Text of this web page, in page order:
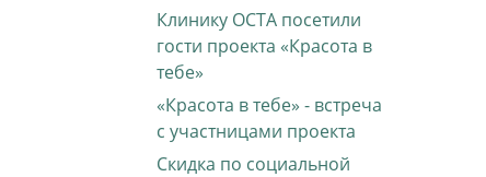
Клинику ОСТА посетили
гости проекта «Красота в
тебе»
«Красота в тебе» - встреча
с участницами проекта
Скидка по социальной